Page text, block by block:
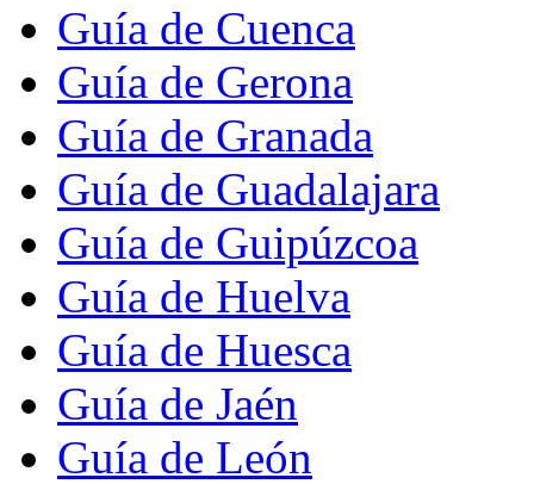
Guía de Cuenca
Guía de Gerona
Guía de Granada
Guía de Guadalajara
Guía de Guipúzcoa
Guía de Huelva
Guía de Huesca
Guía de Jaén
Guía de León